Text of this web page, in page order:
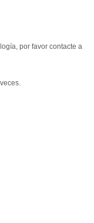
por favor contacte a
veces.